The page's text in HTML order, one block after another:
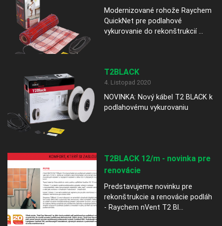
Modernizované rohože Raychem
QuickNet pre podlahové
vykurovanie do rekonštrukcií ...
T2BLACK
4. Listopad 2020
NOVINKA: Nový kábel T2 BLACK k
podlahovému vykurovaniu
T2BLACK 12/m - novinka pre
renovácie
Predstavujeme novinku pre
rekonštrukcie a renovácie podláh
- Raychem nVent T2 Bl...